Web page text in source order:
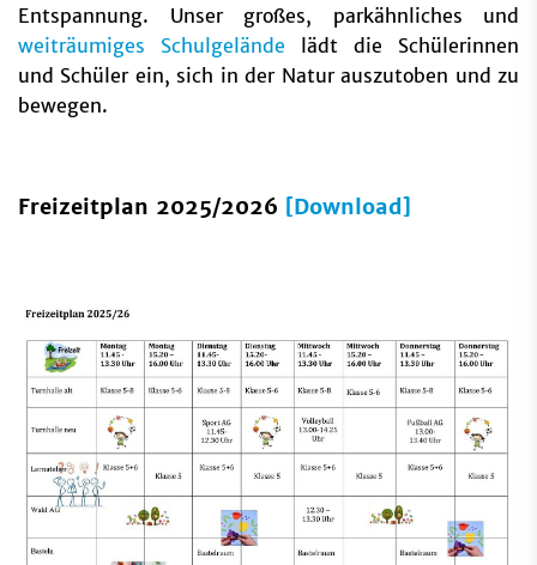
Entspannung. Unser großes, parkähnliches und
weiträumiges Schulgelände lädt die Schülerinnen
und Schüler ein, sich in der Natur auszutoben und zu
bewegen.
Freizeitplan 2025/2026 [Download]